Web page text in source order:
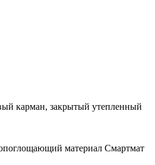
карман, закрытый утепленный
материал Смартмат